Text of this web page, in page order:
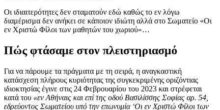
Οι ιδιαιτερότητες δεν σταματούν εδώ καθώς το εν λόγω
διαμέρισμα δεν ανήκει σε κάποιον ιδιώτη αλλά στο Σωματείο «Οι
εν Χριστώ Φίλοι των μαθητών του χωριού»…
Πώς φτάσαμε στον πλειστηριασμό
Για να πάρουμε τα πράγματα με τη σειρά, η αναγκαστική
κατάσχεση πλήρους κυριότητας της συγκεκριμένης οριζόντιας
ιδιοκτησίας έγινε στις 24 Φεβρουαρίου του 2023 και στρέφεται
κατά του «εν Αθήναις και επί της οδού Βασιλίσσης Σοφίας αρ. 54,
εδρεύοντος Σωματείου υπό την επωνυμία ‘Οι εν Χριστώ Φίλοι των